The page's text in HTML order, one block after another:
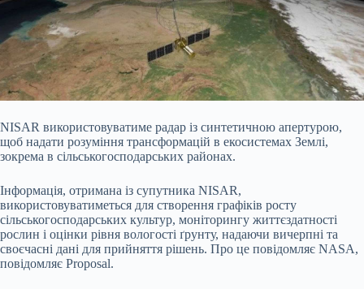
NISAR використовуватиме радар із синтетичною апертурою,
щоб надати розуміння трансформацій в екосистемах Землі,
зокрема в сільськогосподарських районах.
Інформація, отримана із супутника NISAR,
використовуватиметься для створення графіків росту
сільськогосподарських культур, моніторингу життєздатності
рослин і оцінки рівня вологості ґрунту, надаючи вичерпні та
своєчасні дані для прийняття рішень. Про це повідомляє NASA,
повідомляє Proposal.